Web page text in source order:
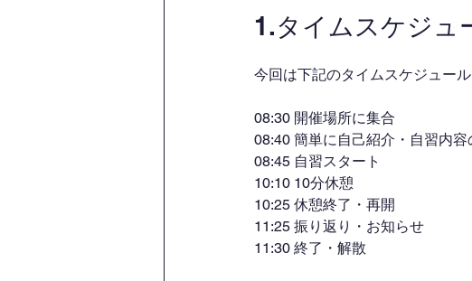
1.タイムスケジュ
今回は下記のタイムスケジュール
08:30 開催場所に集合
08:40 簡単に自己紹介・自習内容
08:45 自習スタート
10:10 10分休憩
10:25 休憩終了・再開
11:25 振り返り・お知らせ
11:30 終了・解散